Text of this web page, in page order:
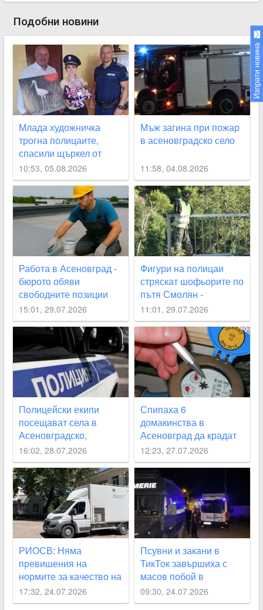
Подобни новини
Млада художничка
трогна полицаите,
спасили щъркел от
огнения ад край
Асеновград
10:53, 05.08.2026
Мъж загина при пожар
в асеновградско село
11:58, 04.08.2026
Работа в Асеновград -
бюрото обяви
свободните позиции
15:01, 29.07.2026
Фигури на полицаи
стряскат шофьорите по
пътя Смолян -
Асеновград
11:01, 29.07.2026
Полицейски екипи
посещават села в
Асеновградско,
Карловско, “Родопи“
през август
16:02, 28.07.2026
Спипаха 6
домакинства в
Асеновград да крадат
вода
12:23, 27.07.2026
РИОСВ: Няма
превишения на
нормите за качество на
въздуха след пожара в
Асеновград
17:32, 24.07.2026
Псувни и закани в
ТикТок завършиха с
масов побой в
Асеновград
09:30, 24.07.2026
Изпрати новина